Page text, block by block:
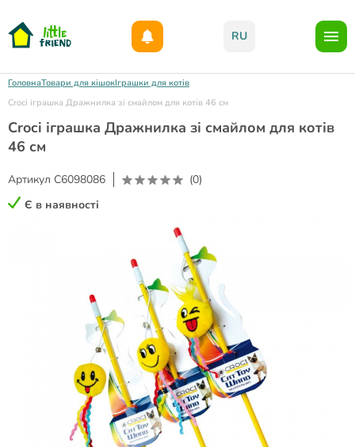
RU
ГоловнаТовари для кішокІграшки для котів
Croci іграшка Дражнилка зі смайлом для котів 46 см
Croci іграшка Дражнилка зі смайлом для котів
46 см
Артикул C6098086
(0)
Є в наявності